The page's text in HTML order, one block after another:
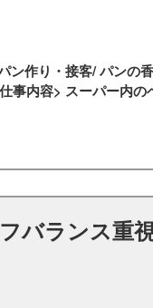
作り・接客/ パン
内容> スーパー内
バランス重